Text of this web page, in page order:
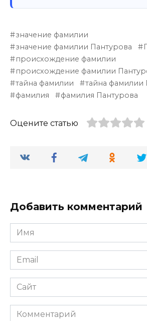
значение фамилии
значение фамилии Пантурова
происхождение фамилии
происхождение фамилии
тайна фамилии
тайна фамилии
фамилия
фамилия Пантурова
Оцените статью
Добавить комментарий
Имя
*
Email
*
Сайт
Комментарий